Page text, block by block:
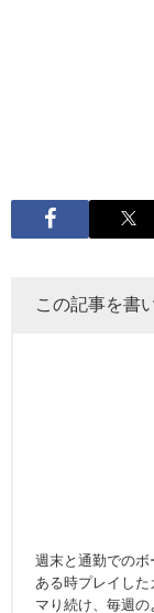
この記事を書
週末と通勤でのボ
ある時プレイし
マり続け、毎週